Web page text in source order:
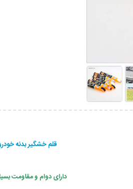
قلم خشگیر بدنه
دارای دوام و مقاومت